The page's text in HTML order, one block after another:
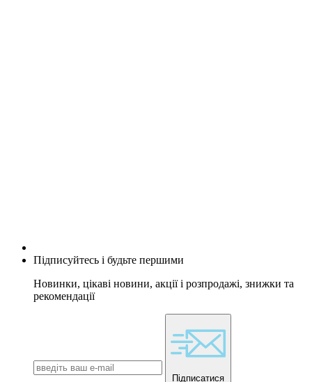
Підписуйтесь і будьте першими
Новинки, цікаві новини, акції і розпродажі, знижки та
рекомендації
Підписатися